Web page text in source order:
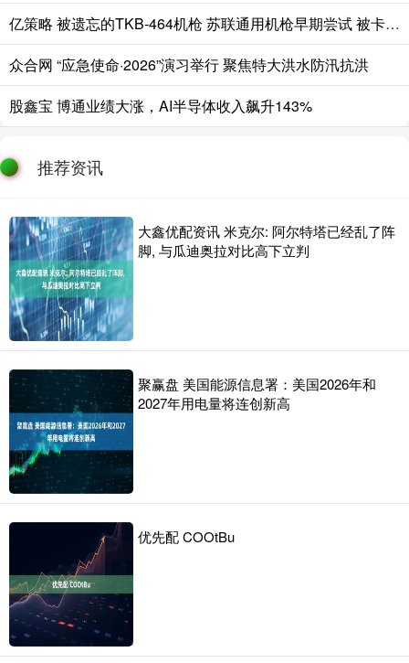
亿策略 被遗忘的TKB-464机枪 苏联通用机枪早期尝试 被卡拉什尼科夫终结
众合网 “应急使命·2026”演习举行 聚焦特大洪水防汛抗洪
股鑫宝 博通业绩大涨，AI半导体收入飙升143%
推荐资讯
大鑫优配资讯 米克尔: 阿尔特塔已经乱了阵
脚, 与瓜迪奥拉对比高下立判
聚赢盘 美国能源信息署：美国2026年和
2027年用电量将连创新高
优先配 COOtBu